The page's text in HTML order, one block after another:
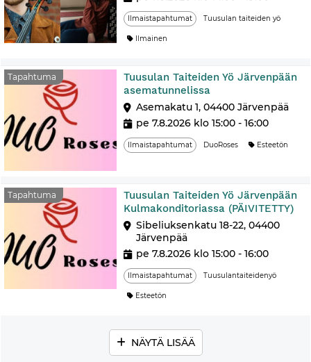
Ilmaistapahtumat Tuusulan taiteiden yö
Ilmainen
Tapahtuma
Tuusulan Taiteiden Yö Järvenpään
asematunnelissa
Asemakatu 1, 04400 Järvenpää
pe 7.8.2026 klo 15:00 - 16:00
Ilmaistapahtumat DuoRoses Esteetön
Tapahtuma
Tuusulan Taiteiden Yö Järvenpään
Kulmakonditoriassa (PÄIVITETTY)
Sibeliuksenkatu 18-22, 04400
Järvenpää
pe 7.8.2026 klo 15:00 - 16:00
Ilmaistapahtumat Tuusulantaiteidenyö
Esteetön
NÄYTÄ LISÄÄ